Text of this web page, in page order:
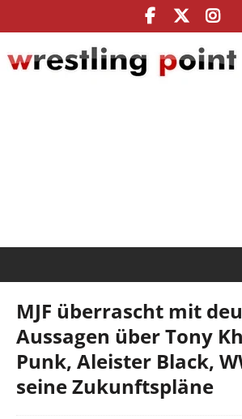
MJF überrascht mit
Aussagen über Tony
Punk, Aleister Black,
seine Zukunftspläne